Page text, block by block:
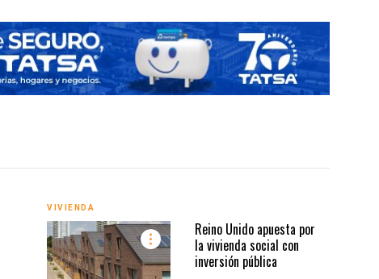
VIVIENDA
Reino Unido apuesta por
la vivienda social con
inversión pública